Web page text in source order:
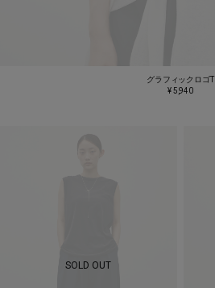
グラフィックロゴT
¥ 5,940
SOLD OUT